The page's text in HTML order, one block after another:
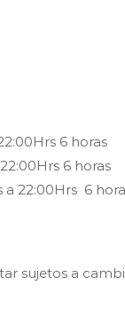
6 horas
6 horas
a 22:00Hrs 6
sujetos a